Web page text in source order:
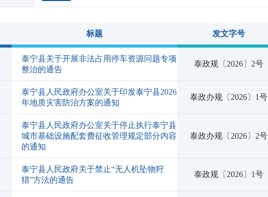
标题 发文字号
泰宁县关于开展非法占用停车资源问题专项
整治的通告
泰政规〔2026〕2号
泰宁县人民政府办公室关于印发泰宁县2026
年地质灾害防治方案的通知
泰政办规〔2026〕1号
泰宁县人民政府办公室关于停止执行泰宁县
城市基础设施配套费征收管理规定部分内容
的通知
泰政办规〔2026〕2号
泰宁县人民政府关于禁止“无人机坠物狩
猎”方法的通告
泰政规〔2026〕1号